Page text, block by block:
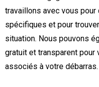
travaillons avec vous
spécifiques et pour
situation. Nous pouvons
gratuit et transparent pour
associés à votre débarras.